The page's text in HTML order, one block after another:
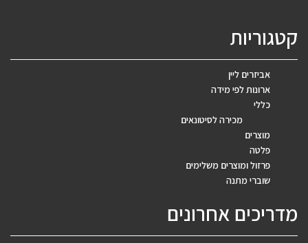
קטגוריות
אביזרים ליין
ארונות לפי מידה
כללי
מכירה לסיטונאים
מוצרים
פלטה
פרזול ומוצרים משלימים
שוברי מתנה
מדריכים אחרונים